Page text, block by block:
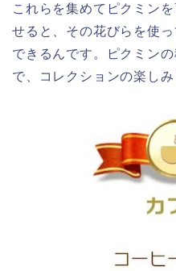
これらを集めてピクミン
せると、その花びらを使
できるんです。ピクミン
で、コレクションの楽しみ